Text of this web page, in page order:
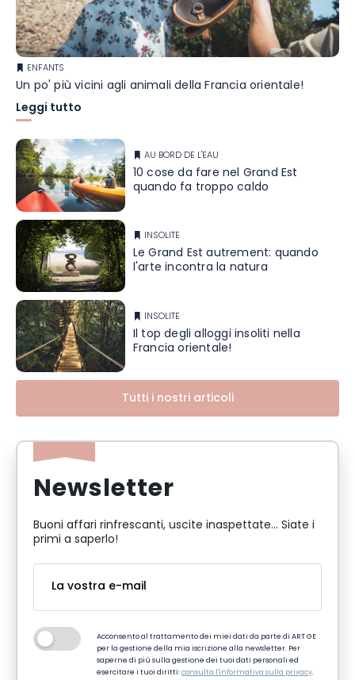
ENFANTS
Un po' più vicini agli animali della Francia orientale!
Leggi tutto
AU BORD DE L'EAU
10 cose da fare nel Grand Est
quando fa troppo caldo
INSOLITE
Le Grand Est autrement: quando
l'arte incontra la natura
INSOLITE
Il top degli alloggi insoliti nella
Francia orientale!
Tutti i nostri articoli
Newsletter
Buoni affari rinfrescanti, uscite inaspettate... Siate i
primi a saperlo!
Acconsento al trattamento dei miei dati da parte di ART GE
per la gestione della mia iscrizione alla newsletter. Per
saperne di più sulla gestione dei tuoi dati personali ed
esercitare i tuoi diritti:consulta l'informativa sulla privacy.